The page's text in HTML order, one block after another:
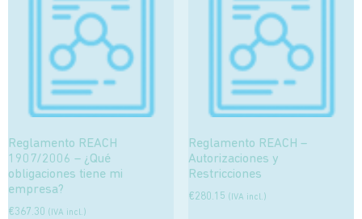
Reglamento REACH
1907/2006 – ¿Qué
obligaciones tiene mi
empresa?
€367.30 (IVA incl.)
Reglamento REACH –
Autorizaciones y
Restricciones
€280.15 (IVA incl.)